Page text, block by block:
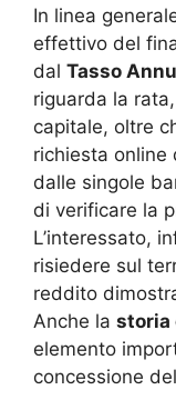
In linea
effettivo del
dal Tasso
riguarda la
capitale, oltre
richiesta online
dalle singole
di verificare la
L’interessato,
risiedere sul
reddito
Anche la storia
elemento
concessione